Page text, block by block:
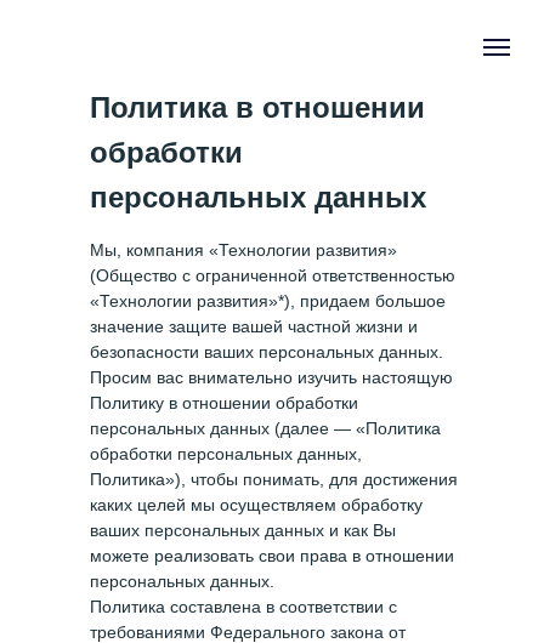
Политика в отношении
обработки
персональных данных
Мы, компания «Технологии развития»
(Общество с ограниченной ответственностью
«Технологии развития»*), придаем большое
значение защите вашей частной жизни и
безопасности ваших персональных данных.
Просим вас внимательно изучить настоящую
Политику в отношении обработки
персональных данных (далее — «Политика
обработки персональных данных,
Политика»), чтобы понимать, для достижения
каких целей мы осуществляем обработку
ваших персональных данных и как Вы
можете реализовать свои права в отношении
персональных данных.
Политика составлена в соответствии с
требованиями Федерального закона от